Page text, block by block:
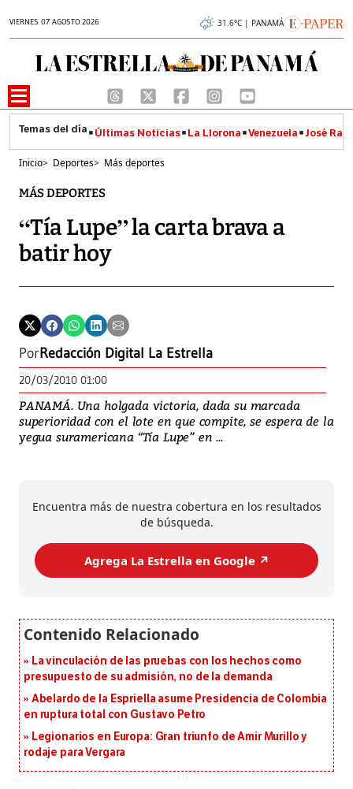
VIERNES 07 AGOSTO 2026 31.6°C | PANAMÁ
Últimas Noticias La Llorona Venezuela José
Inicio> Deportes> Más deportes
MÁS DEPORTES
“Tía Lupe” la carta brava a
batir hoy
PorRedacción Digital La Estrella
20/03/2010 01:00
PANAMÁ. Una holgada victoria, dada su marcada
superioridad con el lote en que compite, se espera de la
yegua suramericana “Tía Lupe” en ...
Encuentra más de nuestra cobertura en los resultados
de búsqueda.
Agrega La Estrella en Google ↗️
La vinculación de las pruebas con los hechos como
presupuesto de su admisión, no de la demanda
Abelardo de la Espriella asume Presidencia de Colombia
en ruptura total con Gustavo Petro
Legionarios en Europa: Gran triunfo de Amir Murillo y
rodaje para Vergara